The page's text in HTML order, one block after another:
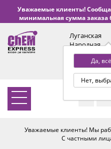
Уважаемые клиенты!
минимальная сумма заказа
Луганская
Народная
Республика
Да,
Нет,
с 9:00 до 18:00 по
(+2 МСК)
Уважаемые клиенты! Мы
С частными